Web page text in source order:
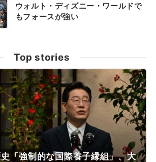
ウォルト・ディズニー・ワールドで
もフォースが強い
Top stories
「強制的な国際養子縁組」、大